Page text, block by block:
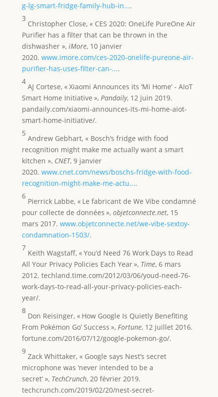
g-lg-smart-fridge-family-hub-in....
3
Christopher Close, « CES 2020: OneLife PureOne Air
Purifier has a filter that can be thrown in the
dishwasher », iMore, 10 janvier
2020. www.imore.com/ces-2020-onelife-pureone-air-
purifier-has-uses-filter-can-....
4
AJ Cortese, « Xiaomi Announces its ‘Mi Home’ - AIoT
Smart Home Initiative », Pandaily, 12 juin 2019.
pandaily.com/xiaomi-announces-its-mi-home-aiot-
smart-home-initiative/.
5
Andrew Gebhart, « Bosch’s fridge with food
recognition might make me actually want a smart
kitchen », CNET, 9 janvier
2020. www.cnet.com/news/boschs-fridge-with-food-
recognition-might-make-me-actu....
6
Pierrick Labbe, « Le fabricant de We Vibe condamné
pour collecte de données », objetconnecte.net, 15
mars 2017. www.objetconnecte.net/we-vibe-sextoy-
condamnation-1503/.
7
Keith Wagstaff, « You’d Need 76 Work Days to Read
All Your Privacy Policies Each Year », Time, 6 mars
2012. techland.time.com/2012/03/06/youd-need-76-
work-days-to-read-all-your-privacy-policies-each-
year/.
8
Don Reisinger, « How Google Is Quietly Benefiting
From Pokémon Go’ Success », Fortune, 12 juillet 2016.
fortune.com/2016/07/12/google-pokemon-go/.
9
Zack Whittaker, « Google says Nest’s secret
microphone was ‘never intended to be a
secret’ », TechCrunch, 20 février 2019.
techcrunch.com/2019/02/20/nest-secret-